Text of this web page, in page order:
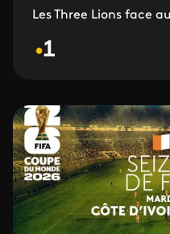
Les Three Lions face